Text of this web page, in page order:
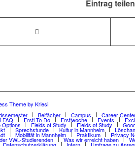
Eintrag teilen
Theme by Kriesi
Beifächer Campus Career
FAQ Ersti To Do Erstiwoche Events
Options Fields of Study Fields of Study
Sprechstunde Kultur in Mannheim
Mobilität in Mannheim Praktikum Privacy
VWL-Studierenden Was wir erreicht haben